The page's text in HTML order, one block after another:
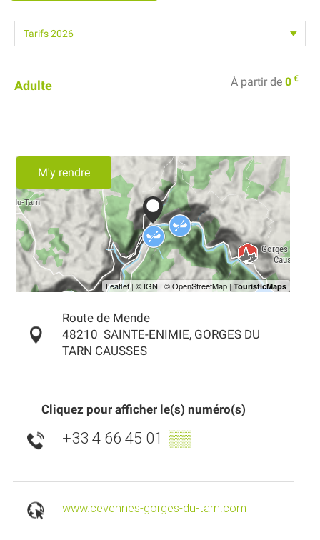
Adulte À partir de 0 €
M'y rendre
Route de Mende
48210 SAINTE-ENIMIE, GORGES DU
TARN CAUSSES
Cliquez pour afficher le(s) numéro(s)
+33 4 66 45 01 ▒▒
www.cevennes-gorges-du-tarn.com